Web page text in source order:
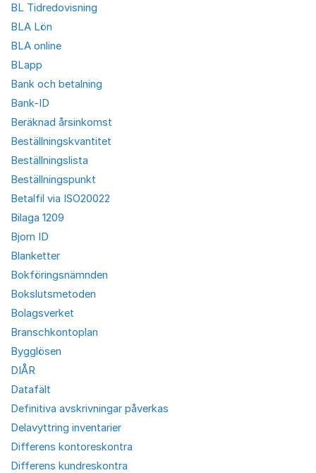
BL Tidredovisning
BLA Lön
BLA online
BLapp
Bank och betalning
Bank-ID
Beräknad årsinkomst
Beställningskvantitet
Beställningslista
Beställningspunkt
Betalfil via ISO20022
Bilaga 1209
Bjorn ID
Blanketter
Bokföringsnämnden
Bokslutsmetoden
Bolagsverket
Branschkontoplan
Bygglösen
DIÅR
Datafält
Definitiva avskrivningar påverkas
Delavyttring inventarier
Differens kontoreskontra
Differens kundreskontra